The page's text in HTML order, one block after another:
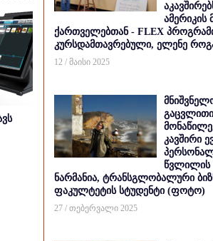
ამერიკის
ქართველებთან - FLEX
კურსდამთავრებული, ელენე
12 / მაისი 2025
კავშირი
წვლილის
ნარმანია, ტრანსგლობალური
ფაკულტეტის სტუდენტი (ფოტო)
27 / თებერვალი 2025